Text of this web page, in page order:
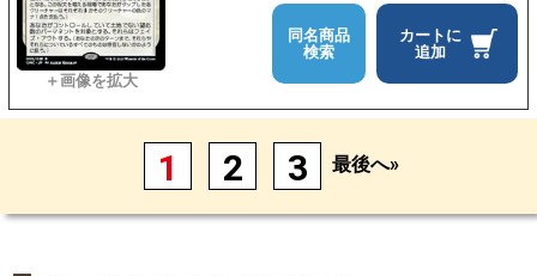
カートに
追加
同名商品
検索
1 2 3 最後へ»